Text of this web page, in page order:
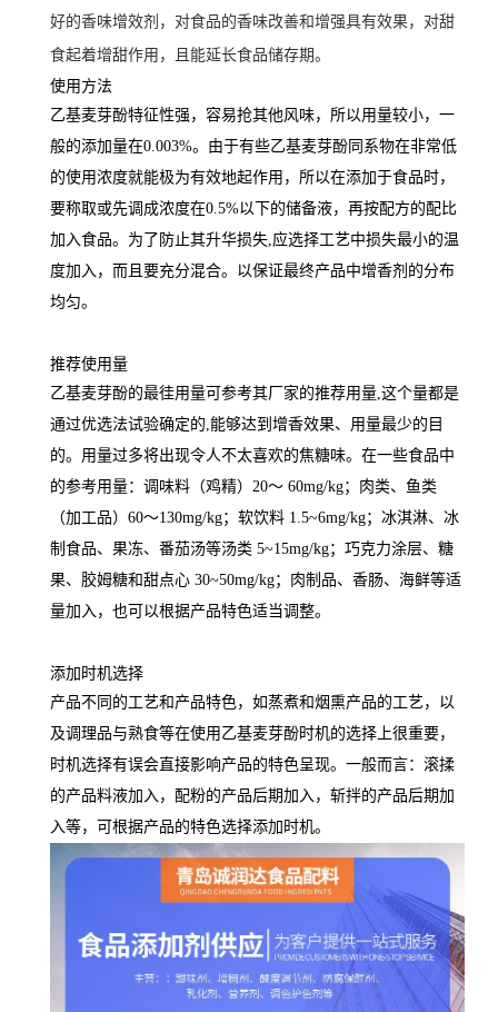
好的香味增效剂，对食品的香味改善和增强具有效果，对甜
食起着增甜作用，且能延长食品储存期。
使用方法
乙基麦芽酚特征性强，容易抢其他风味，所以用量较小，一
般的添加量在0.003%。由于有些乙基麦芽酚同系物在非常低
的使用浓度就能极为有效地起作用，所以在添加于食品时，
要称取或先调成浓度在0.5%以下的储备液，再按配方的配比
加入食品。为了防止其升华损失,应选择工艺中损失最小的温
度加入，而且要充分混合。以保证最终产品中增香剂的分布
均匀。
推荐使用量
乙基麦芽酚的最徍用量可参考其厂家的推荐用量,这个量都是
通过优选法试验确定的,能够达到增香效果、用量最少的目
的。用量过多将出现令人不太喜欢的焦糖味。在一些食品中
的参考用量：调味料（鸡精）20～ 60mg/kg；肉类、鱼类
（加工品）60～130mg/kg；软饮料 1.5~6mg/kg；冰淇淋、冰
制食品、果冻、番茄汤等汤类 5~15mg/kg；巧克力涂层、糖
果、胶姆糖和甜点心 30~50mg/kg；肉制品、香肠、海鲜等适
量加入，也可以根据产品特色适当调整。
添加时机选择
产品不同的工艺和产品特色，如蒸煮和烟熏产品的工艺，以
及调理品与熟食等在使用乙基麦芽酚时机的选择上很重要，
时机选择有误会直接影响产品的特色呈现。一般而言：滚揉
的产品料液加入，配粉的产品后期加入，斩拌的产品后期加
入等，可根据产品的特色选择添加时机。